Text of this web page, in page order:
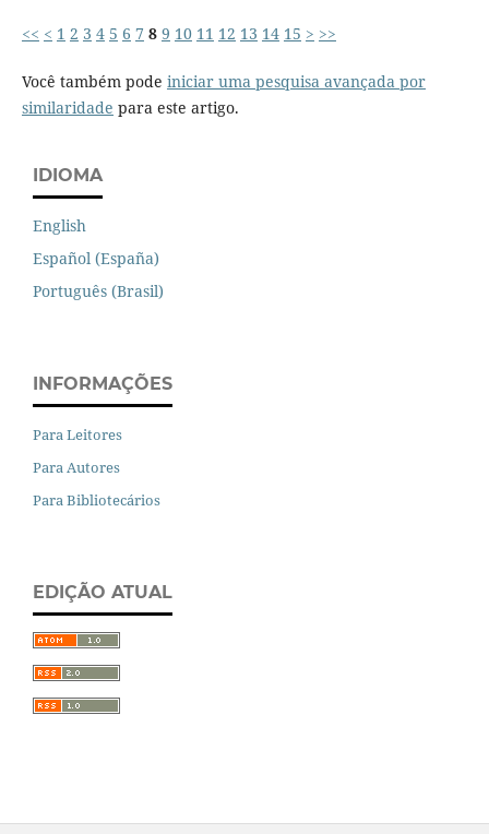
<< < 1 2 3 4 5 6 7 8 9 10 11 12 13 14 15 > >>
Você também pode iniciar uma pesquisa avançada por
similaridade para este artigo.
IDIOMA
English
Español (España)
Português (Brasil)
INFORMAÇÕES
Para Leitores
Para Autores
Para Bibliotecários
EDIÇÃO ATUAL